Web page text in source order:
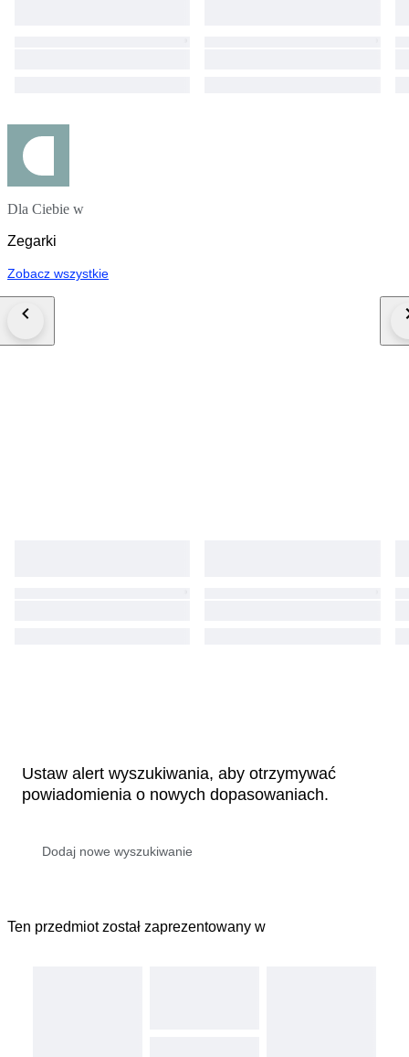
Dla Ciebie w
Zegarki
Zobacz wszystkie
Ustaw alert wyszukiwania, aby otrzymywać
powiadomienia o nowych dopasowaniach.
Ten przedmiot został zaprezentowany w